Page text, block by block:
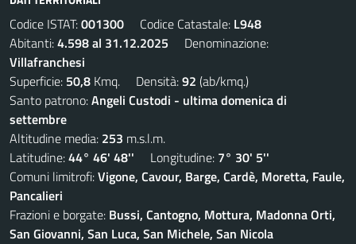
Codice ISTAT:001300 Codice Catastale: L948
Abitanti:4.598 al 31.12.2025 Denominazione:
Villafranchesi
Superficie: 50,8 Kmq. Densità:92 (ab/kmq.)
Santo patrono:Angeli Custodi - ultima domenica di
settembre
Altitudine media: 253 m.s.l.m.
Latitudine:44° 46' 48'' Longitudine: 7° 30' 5''
Comuni limitrofi:Vigone, Cavour, Barge, Cardè, Moretta, Faule,
Pancalieri
Frazioni e borgate: Bussi, Cantogno, Mottura, Madonna Orti,
San Giovanni, San Luca, San Michele, San Nicola